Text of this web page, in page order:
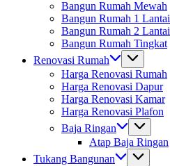
Bangun Rumah Mewah
Bangun Rumah 1 Lantai
Bangun Rumah 2 Lantai
Bangun Rumah Tingkat
Renovasi Rumah
Harga Renovasi Rumah
Harga Renovasi Dapur
Harga Renovasi Kamar
Harga Renovasi Plafon
Baja Ringan
Atap Baja Ringan
Tukang Bangunan